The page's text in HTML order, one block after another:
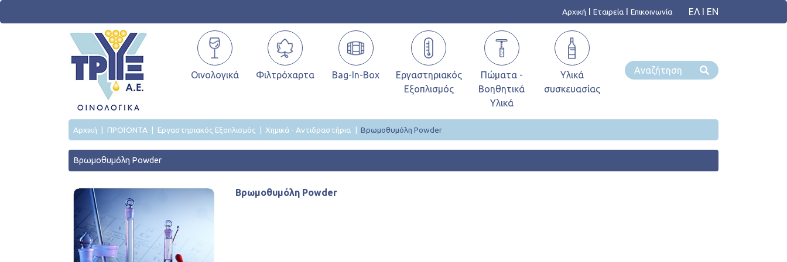
Αρχική Εταιρεία Επικοινωνία ΕΛ I ΕΝ
Οινολογικά Φιλτρόχαρτα Bag-In-Box
Εργαστηριακός
Εξοπλισμός
Πώματα -
Βοηθητικά
Υλικά
Υλικά
συσκευασίας
Αρχική ΠΡΟΪΟΝΤΑ Εργαστηριακός Εξοπλισμός Χημικά - Αντιδραστήρια Βρωμοθυμόλη Powder
Βρωμοθυμόλη Powder
Βρωμοθυμόλη Powder